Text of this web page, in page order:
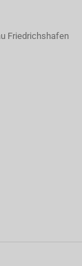
Friedrichshafen